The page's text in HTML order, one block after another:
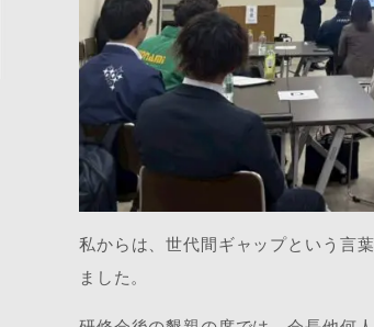
私からは、世代間ギャップという言
ました。